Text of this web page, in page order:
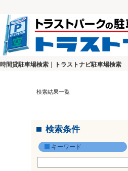
時間貸駐車場検索｜トラストナビ駐車場検索
検索結果一覧
検索条件
キーワード